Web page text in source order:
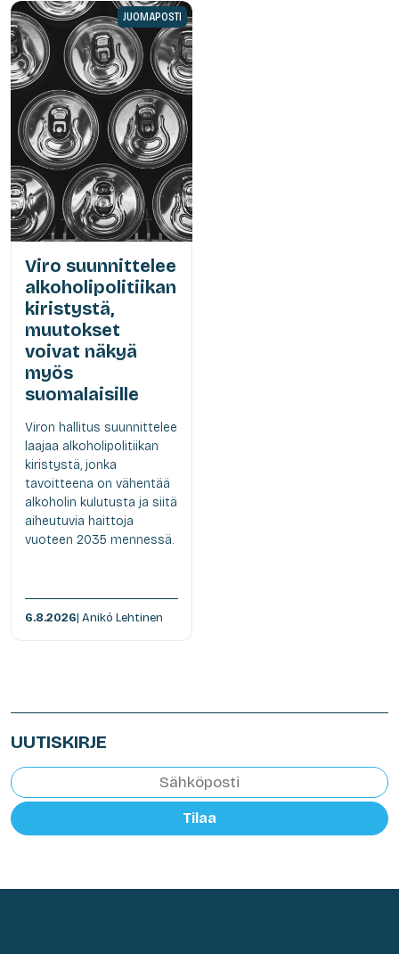
JUOMAPOSTI
Viro suunnittelee
alkoholipolitiikan
kiristystä,
muutokset
voivat näkyä
myös
suomalaisille
Viron hallitus suunnittelee
laajaa alkoholipolitiikan
kiristystä, jonka
tavoitteena on vähentää
alkoholin kulutusta ja siitä
aiheutuvia haittoja
vuoteen 2035 mennessä.
6.8.2026| Anikó Lehtinen
UUTISKIRJE
Tilaa